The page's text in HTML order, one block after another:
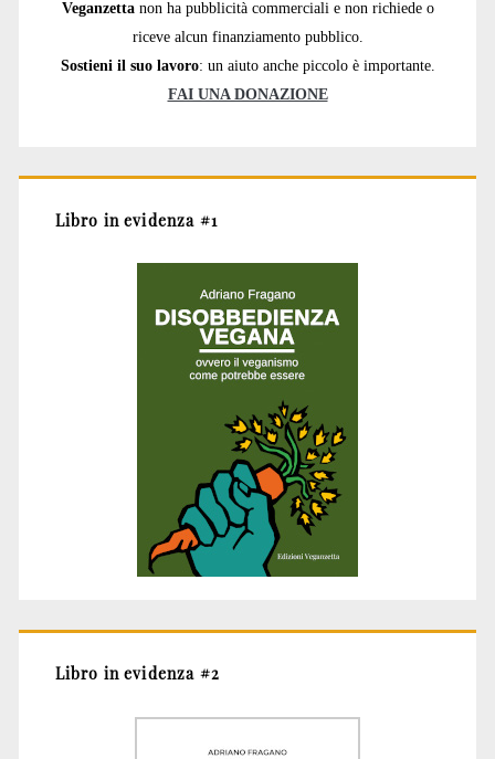
Veganzetta non ha pubblicità commerciali e non richiede o
riceve alcun finanziamento pubblico.
Sostieni il suo lavoro: un aiuto anche piccolo è importante.
FAI UNA DONAZIONE
Libro in evidenza #1
Libro in evidenza #2